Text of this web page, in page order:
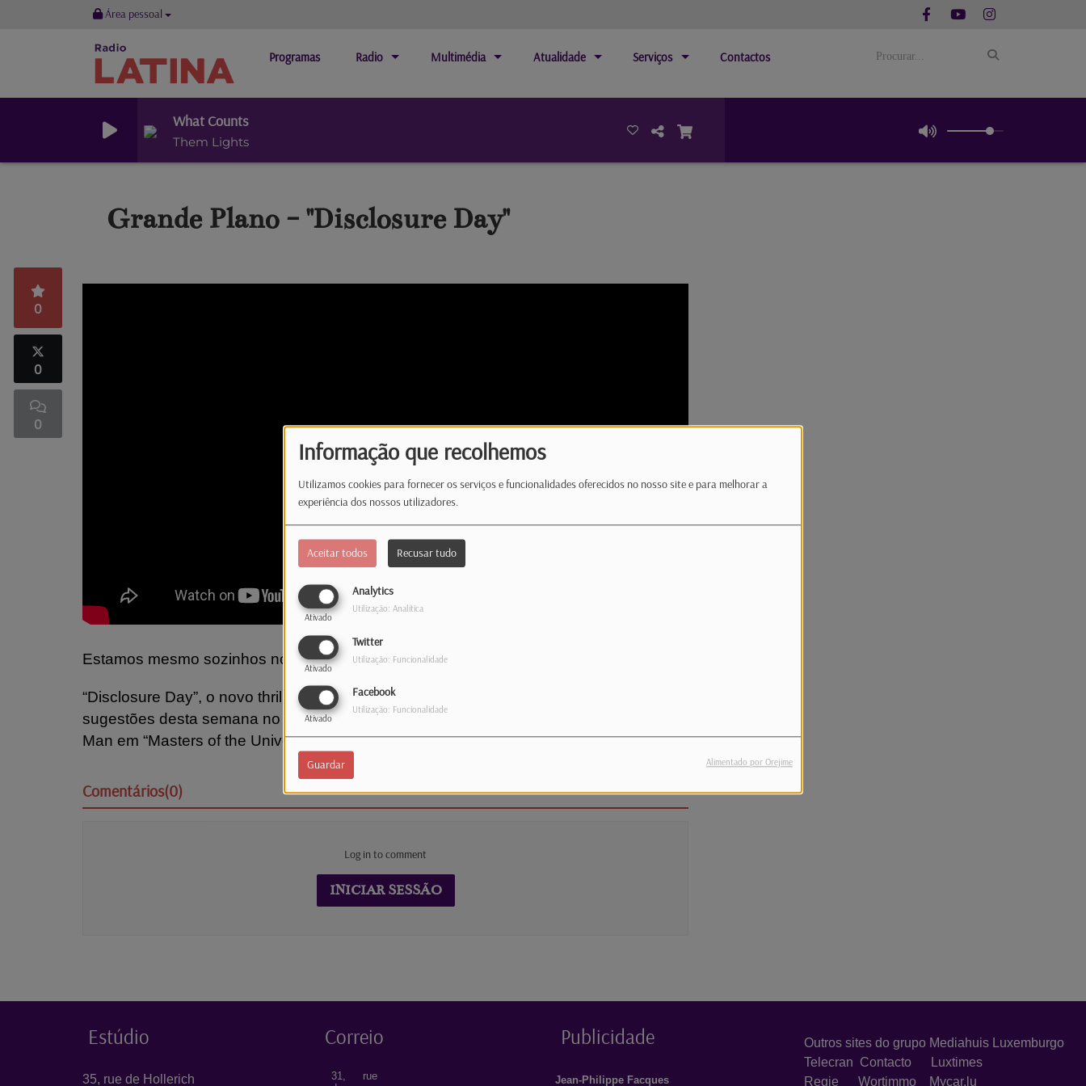
Informação que recolhemos
Utilizamos cookies para fornecer os serviços e funcionalidades oferecidos no nosso site e para melhorar a
experiência dos nossos utilizadores.
Aceitar todos Recusar tudo
Analytics
Ativado
Utilização: Analítica
Twitter
Ativado
Utilização: Funcionalidade
Facebook
Ativado
Utilização: Funcionalidade
Guardar Alimentado por Orejime
Área pessoal
Programas Radio Multimédia Atualidade Serviços Contactos
What Counts
Them Lights
Grande Plano - "Disclosure Day"
0
0
0
Estamos mesmo sozinhos no universo?
“Disclosure Day”, o novo thriller de ficção científica de Steven Spielberg, lidera as
sugestões desta semana no Grande Plano. Há ainda espaço para o regresso de He-
Man em “Masters of the Universe” e para a aventura familiar “Walter Lapin”
Comentários(0)
Log in to comment
INICIAR SESSÃO
Estúdio
35, rue de Hollerich
Correio
31, rue
Publicidade
Jean-Philippe Facques
Outros sites do grupo Mediahuis Luxemburgo
Telecran Contacto
Luxtimes
Regie Wortimmo Mycar.lu